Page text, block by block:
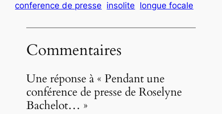
conference de presse insolite longue focale
Commentaires
Une réponse à « Pendant une
conférence de presse de Roselyne
Bachelot… »